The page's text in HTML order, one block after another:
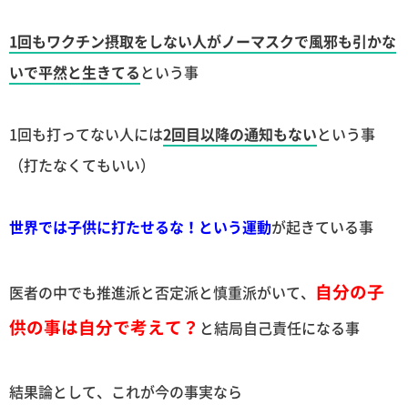
1回もワクチン摂取をしない人がノーマスクで風邪も引かな
いで平然と生きてるという事
1回も打ってない人には2回目以降の通知もないという事
（打たなくてもいい）
世界では子供に打たせるな！という運動が起きている事
医者の中でも推進派と否定派と慎重派がいて、 自分の子
供の事は自分で考えて？ と結局自己責任になる事
結果論として、これが今の事実なら